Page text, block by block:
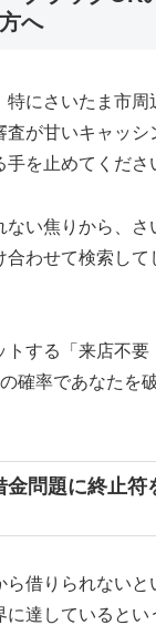
へ
特にさいたま市周
査が甘いキャッシ
を止めてくださ
ない焦りから、さ
合わせて検索し
トする「来店不要
確率であなたを
金問題に終止符
ら借りられないと
に達しているとい